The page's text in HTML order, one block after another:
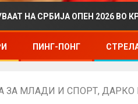
ОПЕН 2026 ВО КРУШЕВАЦ
ПИНГ-ПОНГ
ЗА МЛАДИ И СПОРТ,